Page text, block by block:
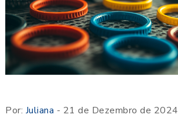
Por: Juliana - 21 de Dezembro de 2024